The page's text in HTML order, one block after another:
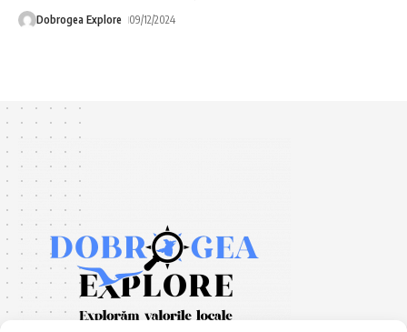
Dobrogea Explore 09/12/2024